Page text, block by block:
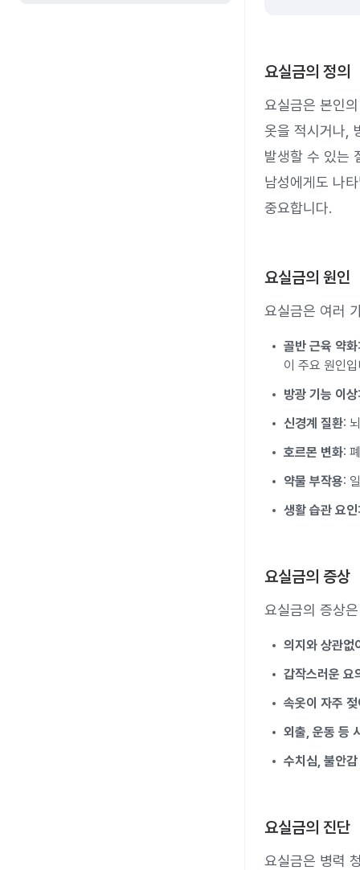
요실금의 정의
요실금은 본인
옷을 적시거나,
발생할 수 있는
남성에게도 나
중요합니다.
요실금의 원인
요실금은 여러
골반 근육 약화
이 주요 원인
방광 기능 이상
신경계 질환:
호르몬 변화:
약물 부작용:
생활 습관 요인
요실금의 증상
요실금의 증상
의지와 상관없
갑작스러운 요
속옷이 자주
외출, 운동 등
수치심, 불안
요실금의 진단
요실금은 병력